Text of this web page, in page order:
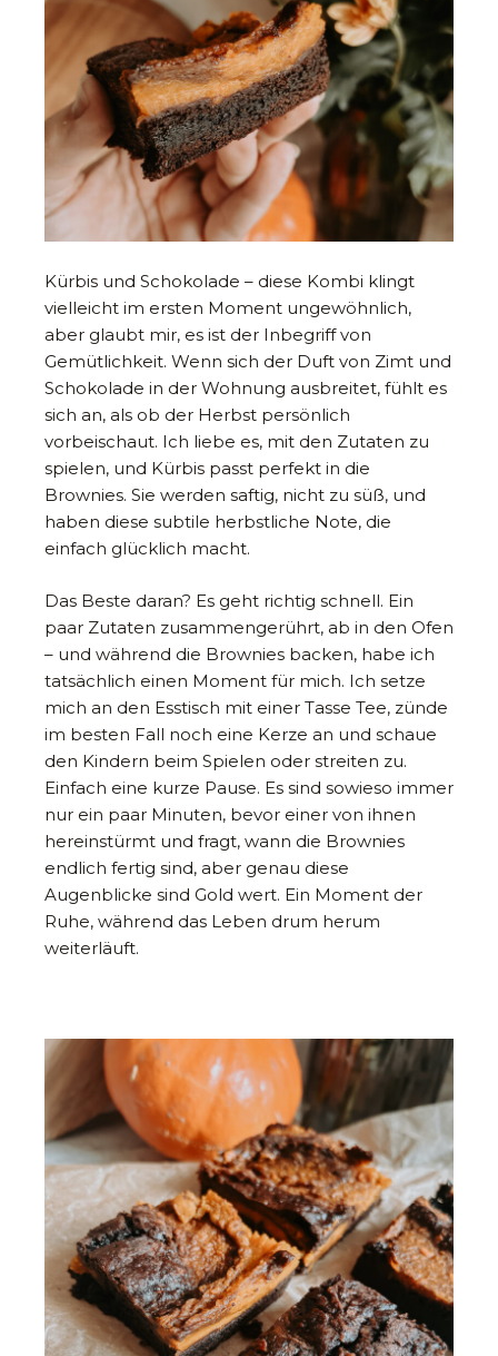
Kürbis und Schokolade – diese Kombi klingt
vielleicht im ersten Moment ungewöhnlich,
aber glaubt mir, es ist der Inbegriff von
Gemütlichkeit. Wenn sich der Duft von Zimt und
Schokolade in der Wohnung ausbreitet, fühlt es
sich an, als ob der Herbst persönlich
vorbeischaut. Ich liebe es, mit den Zutaten zu
spielen, und Kürbis passt perfekt in die
Brownies. Sie werden saftig, nicht zu süß, und
haben diese subtile herbstliche Note, die
einfach glücklich macht.
Das Beste daran? Es geht richtig schnell. Ein
paar Zutaten zusammengerührt, ab in den Ofen
– und während die Brownies backen, habe ich
tatsächlich einen Moment für mich. Ich setze
mich an den Esstisch mit einer Tasse Tee, zünde
im besten Fall noch eine Kerze an und schaue
den Kindern beim Spielen oder streiten zu.
Einfach eine kurze Pause. Es sind sowieso immer
nur ein paar Minuten, bevor einer von ihnen
hereinstürmt und fragt, wann die Brownies
endlich fertig sind, aber genau diese
Augenblicke sind Gold wert. Ein Moment der
Ruhe, während das Leben drum herum
weiterläuft.